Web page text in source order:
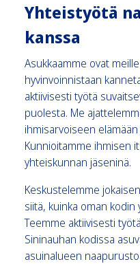
Yhteistyötä
kanssa
Asukkaamme ovat
hyvinvoinnistaan
aktiivisesti työtä
puolesta. Me
ihmisarvoiseen
Kunnioitamme ihmisen
yhteiskunnan jäseninä.
Keskustelemme
siitä, kuinka oman
Teemme aktiivisesti
Sininauhan kodissa
asuinalueen